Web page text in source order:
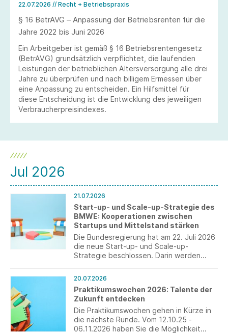
22.07.2026 // Recht + Betriebspraxis
§ 16 BetrAVG – Anpassung der Betriebsrenten für die
Jahre 2022 bis Juni 2026
Ein Arbeitgeber ist gemäß § 16 Betriebsrentengesetz
(BetrAVG) grundsätzlich verpflichtet, die laufenden
Leistungen der betrieblichen Altersversorgung alle drei
Jahre zu überprüfen und nach billigem Ermessen über
eine Anpassung zu entscheiden. Ein Hilfsmittel für
diese Entscheidung ist die Entwicklung des jeweiligen
Verbraucherpreisindexes.
Jul 2026
21.07.2026
Start-up- und Scale-up-Strategie des
BMWE: Kooperationen zwischen
Startups und Mittelstand stärken
Die Bundesregierung hat am 22. Juli 2026
die neue Start-up- und Scale-up-
Strategie beschlossen. Darin werden
zwischen Startups und Mittelstand
aufgegriffen.
20.07.2026
Praktikumswochen 2026: Talente der
Zukunft entdecken
Die Praktikumswochen gehen in Kürze in
die nächste Runde. Vom 12.10.25 -
06.11.2026 haben Sie die Möglichkeit